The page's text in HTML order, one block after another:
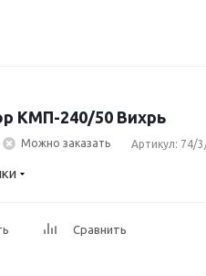
КМП-240/50 Вихрь
Можно заказать Артикул: 74/
Сравнить